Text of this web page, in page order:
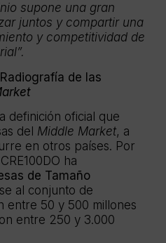
supone una gran
juntos y compartir una
y competitividad de
de las
definición oficial que
del Middle Market, a
en otros países. Por
ha
de Tamaño
al conjunto de
entre 50 y 500 millones
entre 250 y 3.000